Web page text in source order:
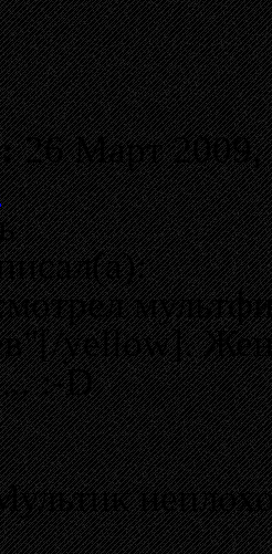
26 Март 2009,
yellow].
:-D